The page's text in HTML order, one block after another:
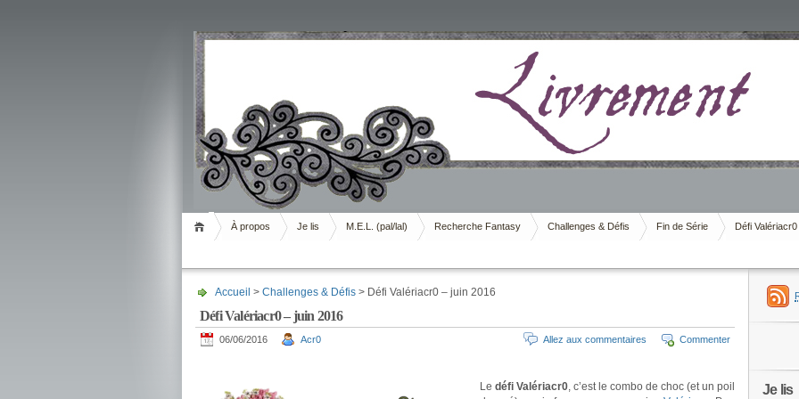
Livrement
À propos Je lis M.E.L. (pal/lal) Recherche Fantasy Challenges & Défis Fin de Série Défi Valériacr0
Accueil > Challenges & Défis > Défi Valériacr0 – juin 2016
Défi Valériacr0 – juin 2016
06/06/2016 Acr0 Commenter
Allez aux commentaires
Le défi Valériacr0, c’est le combo de choc (et un poil
Je lis